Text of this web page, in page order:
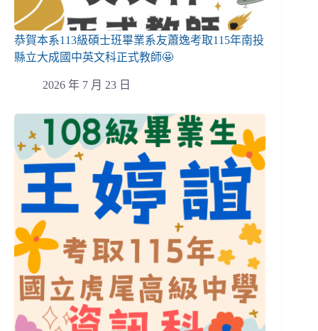
恭賀本系113級碩士班畢業系友蕭逸考取115年南投
縣立大成國中英文科正式教師🤩
2026 年 7 月 23 日